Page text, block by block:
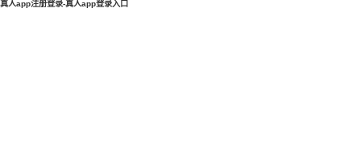
真人app注册登录-真人app登录入口